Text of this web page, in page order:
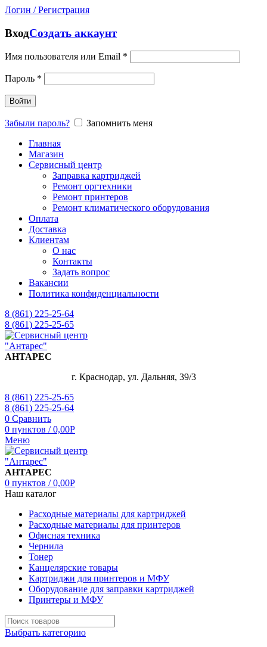
Логин / Регистрация
ВходСоздать аккаунт
Имя пользователя или Email *
Пароль *
Войти
Забыли пароль?
Запомнить меня
Главная
Магазин
Сервисный центр
Заправка картриджей
Ремонт оргтехники
Ремонт принтеров
Ремонт климатического оборудования
Оплата
Доставка
Клиентам
О нас
Контакты
Задать вопрос
Вакансии
Политика конфиденциальности
8 (861) 225-25-64
8 (861) 225-25-65
АНТАРЕС
г. Краснодар, ул. Дальняя, 39/3
8 (861) 225-25-65
8 (861) 225-25-64
0 Сравнить
0 пунктов / 0,00Р
Меню
АНТАРЕС
0 пунктов / 0,00Р
Наш каталог
Расходные материалы для картриджей
Расходные материалы для принтеров
Офисная техника
Чернила
Тонер
Канцелярские товары
Картриджи для принтеров и МФУ
Оборудование для заправки картриджей
Принтеры и МФУ
Выбрать категорию